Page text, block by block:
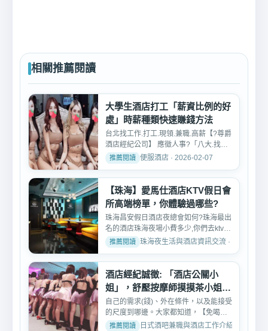
相關推薦閱讀
大學生酒店打工「薪資比例的好
處」時薪種類快速賺錢方法
台北找工作.打工.現領.兼職.高薪【?尊爵
酒店經紀公司】 應徵人事?「八大.找工
作.學生打工.現領....便服酒店 · 2026-02-07
【珠海】愛馬仕酒店KTV假日會
所高端榜單，你體驗過哪些?
珠海昌安假日酒店夜總會如何?珠海最出
名的酒店珠海夜場小費多少,你們去ktv都
怎麼玩公主的呢?珠海...
珠海夜生活與酒店資訊交流 · 2026-02-
酒店經紀誠徵: 「酒店公關小
姐」，舒壓按摩師摸摸茶小姐工
作
自己的需求(錢)、外在條件，以及能接受
的尺度到哪邊。大家都知道，【免喝午
班八大工作快訊】在八...
日式酒吧兼職與酒店工作介紹 · 2026-